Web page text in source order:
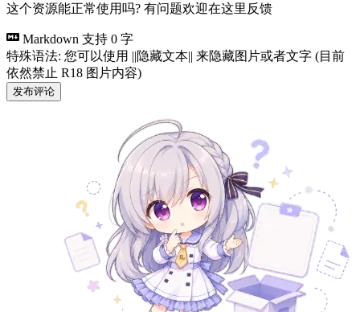
这个资源能正常使用吗? 有问题欢迎在这里反馈
Markdown 支持 0 字
特殊语法: 您可以使用 ||隐藏文本|| 来隐藏图片或者文字 (目前
依然禁止 R18 图片内容)
发布评论